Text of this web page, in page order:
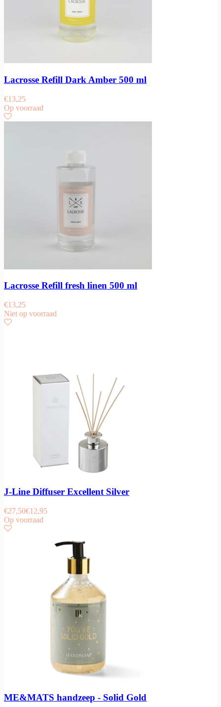
Lacrosse Refill Dark Amber 500 ml
€13,25
Op voorraad
Lacrosse Refill fresh linen 500 ml
€13,25
Niet op voorraad
J-Line Diffuser Excellent Silver
€27,50€12,95
Op voorraad
ME&MATS handzeep - Solid Gold